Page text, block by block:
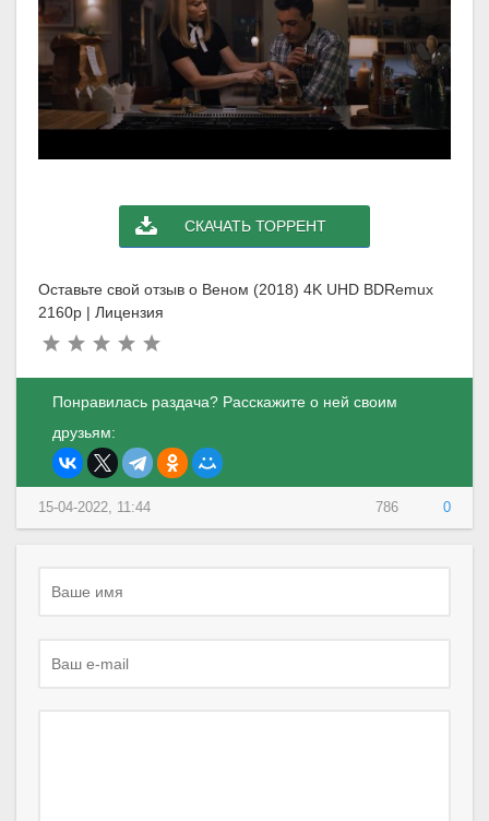
СКАЧАТЬ ТОРРЕНТ
Оставьте свой отзыв о Веном (2018) 4K UHD BDRemux
2160p | Лицензия
Понравилась раздача? Расскажите о ней своим
друзьям:
786 0
15-04-2022, 11:44